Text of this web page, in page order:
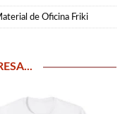
de Oficina Friki